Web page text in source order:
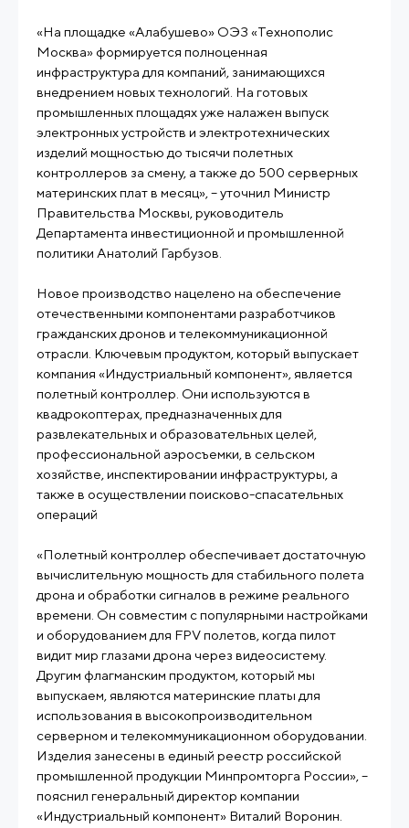
«На площадке «Алабушево» ОЭЗ «Технополис
Москва» формируется полноценная
инфраструктура для компаний, занимающихся
внедрением новых технологий. На готовых
промышленных площадях уже налажен выпуск
электронных устройств и электротехнических
изделий мощностью до тысячи полетных
контроллеров за смену, а также до 500 серверных
материнских плат в месяц», – уточнил Министр
Правительства Москвы, руководитель
Департамента инвестиционной и промышленной
политики Анатолий Гарбузов.
Новое производство нацелено на обеспечение
отечественными компонентами разработчиков
гражданских дронов и телекоммуникационной
отрасли. Ключевым продуктом, который выпускает
компания «Индустриальный компонент», является
полетный контроллер. Они используются в
квадрокоптерах, предназначенных для
развлекательных и образовательных целей,
профессиональной аэросъемки, в сельском
хозяйстве, инспектировании инфраструктуры, а
также в осуществлении поисково-спасательных
операций
«Полетный контроллер обеспечивает достаточную
вычислительную мощность для стабильного полета
дрона и обработки сигналов в режиме реального
времени. Он совместим с популярными настройками
и оборудованием для FPV полетов, когда пилот
видит мир глазами дрона через видеосистему.
Другим флагманским продуктом, который мы
выпускаем, являются материнские платы для
использования в высокопроизводительном
серверном и телекоммуникационном оборудовании.
Изделия занесены в единый реестр российской
промышленной продукции Минпромторга России», –
пояснил генеральный директор компании
«Индустриальный компонент» Виталий Воронин.